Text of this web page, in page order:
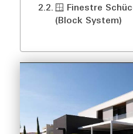
🪟 Finestre
(Block System)